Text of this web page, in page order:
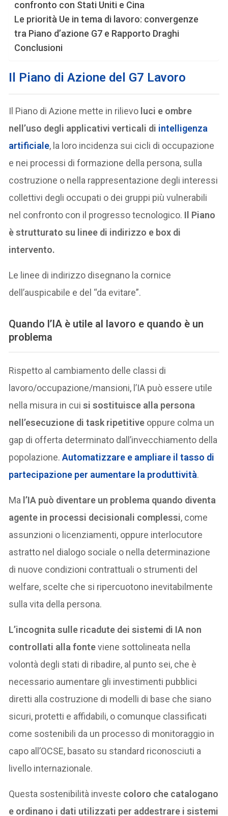
confronto con Stati Uniti e Cina
Le priorità Ue in tema di lavoro: convergenze
tra Piano d’azione G7 e Rapporto Draghi
Conclusioni
Il Piano di Azione del G7 Lavoro
Il Piano di Azione mette in rilievo luci e ombre
nell’uso degli applicativi verticali di intelligenza
artificiale, la loro incidenza sui cicli di occupazione
e nei processi di formazione della persona, sulla
costruzione o nella rappresentazione degli interessi
collettivi degli occupati o dei gruppi più vulnerabili
nel confronto con il progresso tecnologico. Il Piano
è strutturato su linee di indirizzo e box di
intervento.
Le linee di indirizzo disegnano la cornice
dell’auspicabile e del “da evitare”.
Quando l’IA è utile al lavoro e quando è un
problema
Rispetto al cambiamento delle classi di
lavoro/occupazione/mansioni, l’IA può essere utile
nella misura in cuisi sostituisce alla persona
nell’esecuzione di task ripetitive oppure colma un
gap di offerta determinato dall’invecchiamento della
popolazione.Automatizzare e ampliare il tasso di
partecipazione per aumentare la produttività.
Ma l’IA può diventare un problema quando diventa
agente in processi decisionali complessi, come
assunzioni o licenziamenti, oppure interlocutore
astratto nel dialogo sociale o nella determinazione
di nuove condizioni contrattuali o strumenti del
welfare, scelte che si ripercuotono inevitabilmente
sulla vita della persona.
L’incognita sulle ricadute dei sistemi di IA non
controllati alla fonteviene sottolineata nella
volontà degli stati di ribadire, al punto sei, che è
necessario aumentare gli investimenti pubblici
diretti alla costruzione di modelli di base che siano
sicuri, protetti e affidabili, o comunque classificati
come sostenibili da un processo di monitoraggio in
capo all’OCSE, basato su standard riconosciuti a
livello internazionale.
Questa sostenibilità investe coloro che catalogano
e ordinano i dati utilizzati per addestrare i sistemi